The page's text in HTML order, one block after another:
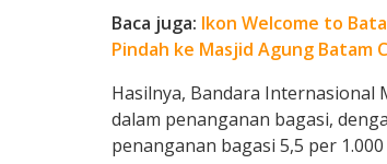
Baca juga: Ikon Welcome to
Pindah ke Masjid Agung Batam
Hasilnya, Bandara Internasional
dalam penanganan bagasi,
penanganan bagasi 5,5 per